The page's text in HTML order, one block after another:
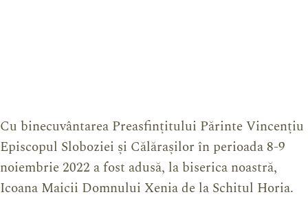
Cu binecuvântarea Preasfințitului Părinte Vincențiu
Episcopul Sloboziei și Călărașilor în perioada 8-9
noiembrie 2022 a fost adusă, la biserica noastră,
Icoana Maicii Domnului Xenia de la Schitul Horia.